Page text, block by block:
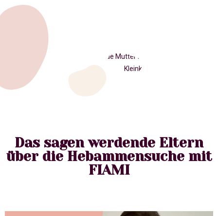
Das sagen werdende Eltern
über die Hebammensuche mit
FIAMI